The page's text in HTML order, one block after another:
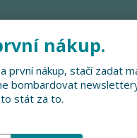
Hledat
PRO FIRMY,
nákup.
první nákup, stačí zadat
bombardovat
stát za to.